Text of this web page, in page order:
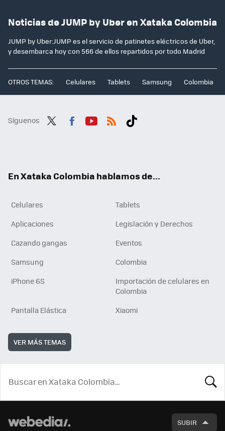
Noticias de JUMP by Uber en Xataka Colombia
JUMP by Uber:JUMP es el servicio de patinetes eléctricos de Uber,
y desembarca hoy con 566 de ellos repartidos por todo Madrid
OTROS TEMAS: Celulares Tablets Samsung Colombia
Síguenos
En Xataka Colombia hablamos de...
Celulares
Tablets
Aplicaciones
Legislación y Derechos
Cazando gangas
Eventos
Samsung
Colombia
iPhone 6S
Importación de celulares en
Colombia
Pantalla Elástica
Xiaomi
VER MÁS TEMAS
SUBIR